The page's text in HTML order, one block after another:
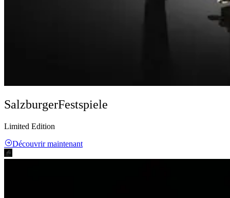
SalzburgerFestspiele
Limited Edition
Découvrir maintenant